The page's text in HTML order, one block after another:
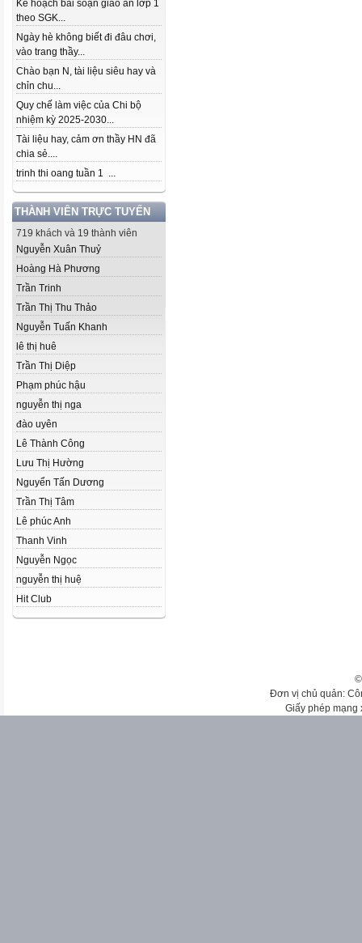
Kế hoạch bài soạn giáo án lớp 1
theo SGK...
Ngày hè không biết đi đâu chơi,
vào trang thầy...
Chào bạn N, tài liệu siêu hay và
chỉn chu...
Quy chế làm việc của Chi bộ
nhiệm kỳ 2025-2030...
Tài liệu hay, cảm ơn thầy HN đã
chia sẻ....
trinh thi oang tuần 1 ...
THÀNH VIÊN TRỰC TUYẾN
719 khách và 19 thành viên
Nguyễn Xuân Thuỷ
Hoàng Hà Phương
Trần Trinh
Trần Thị Thu Thảo
Nguyễn Tuấn Khanh
lê thị huê
Trần Thị Diệp
Phạm phúc hậu
nguyễn thị nga
đào uyên
Lê Thành Công
Lưu Thị Hường
Nguyển Tấn Dương
Trần Thị Tâm
Lê phúc Anh
Thanh Vinh
Nguyễn Ngọc
nguyễn thị huệ
Hit Club
Đơn vị chủ quản:
Giấy phép mạng